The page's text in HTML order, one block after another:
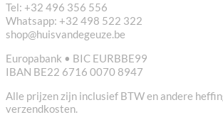
Tel: +32 496 356 556
Whatsapp: +32 498 522 322
shop@huisvandegeuze.be
Europabank • BIC EURBBE99
IBAN BE22 6716 0070 8947
Alle prijzen zijn inclusief BTW en andere
verzendkosten.